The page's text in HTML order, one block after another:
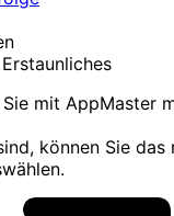
Erstaunliches
mit AppMaster
können Sie das